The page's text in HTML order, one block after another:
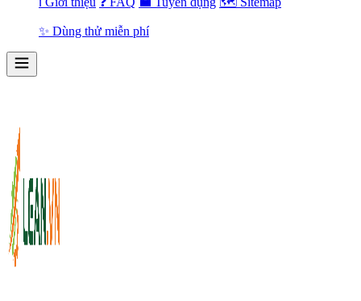
✨ Dùng thử miễn phí